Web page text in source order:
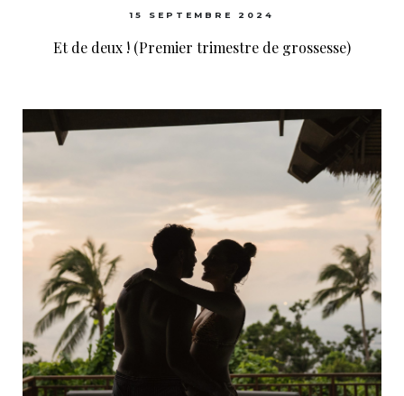
15 SEPTEMBRE 2024
Et de deux ! (Premier trimestre de grossesse)